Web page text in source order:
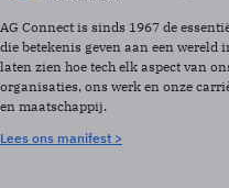
AG Connect is sinds 1967 de
die betekenis geven aan een
laten zien hoe tech elk aspect van
organisaties, ons werk en onze
en maatschappij.
Lees ons manifest >